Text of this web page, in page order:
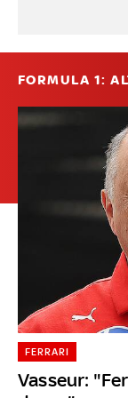
FORMULA 1:
Vasseur:
FERRARI